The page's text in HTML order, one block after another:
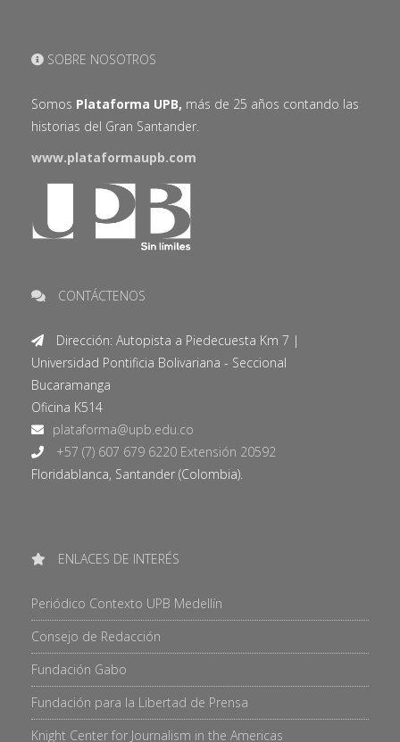
SOBRE NOSOTROS
Somos Plataforma UPB, más de 25 años contando las
historias del Gran Santander.
www.plataformaupb.com
CONTÁCTENOS
Dirección: Autopista a Piedecuesta Km 7 |
Universidad Pontificia Bolivariana - Seccional
Bucaramanga
Oficina K514
+57 (7) 607 679 6220 Extensión 20592
Floridablanca, Santander (Colombia).
ENLACES DE INTERÉS
Periódico Contexto UPB Medellín
Consejo de Redacción
Fundación Gabo
Fundación para la Libertad de Prensa
Knight Center for Journalism in the Americas